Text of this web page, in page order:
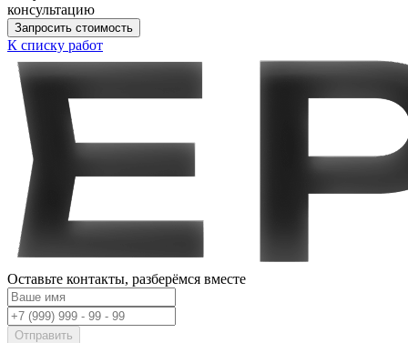
консультацию
Запросить стоимость
К списку работ
Оставьте контакты, разберёмся вместе
Отправить